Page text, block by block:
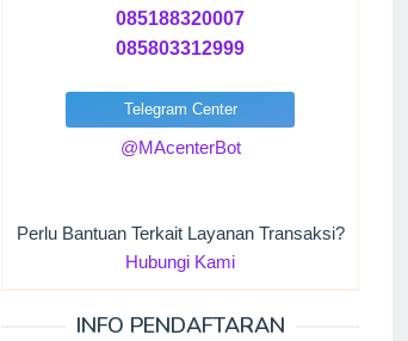
085188320007
085803312999
Telegram Center
@MAcenterBot
Perlu Bantuan Terkait Layanan Transaksi?
Hubungi Kami
INFO PENDAFTARAN